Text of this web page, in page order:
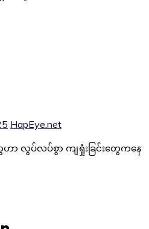
HapEye.net
ဟာ လွပ်လပ်စွာ ကျရှုံးခြင်းတွေကနေ